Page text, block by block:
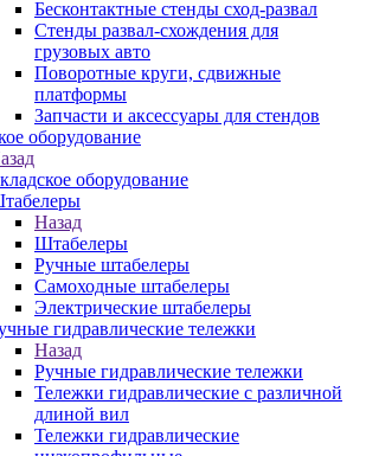
Бесконтактные стенды сход-развал
Стенды развал-схождения для
грузовых авто
Поворотные круги, сдвижные
платформы
Запчасти и аксессуары для стендов
оборудование
оборудование
Назад
Штабелеры
Ручные штабелеры
Самоходные штабелеры
Электрические штабелеры
гидравлические тележки
Назад
Ручные гидравлические тележки
Тележки гидравлические с различной
длиной вил
Тележки гидравлические